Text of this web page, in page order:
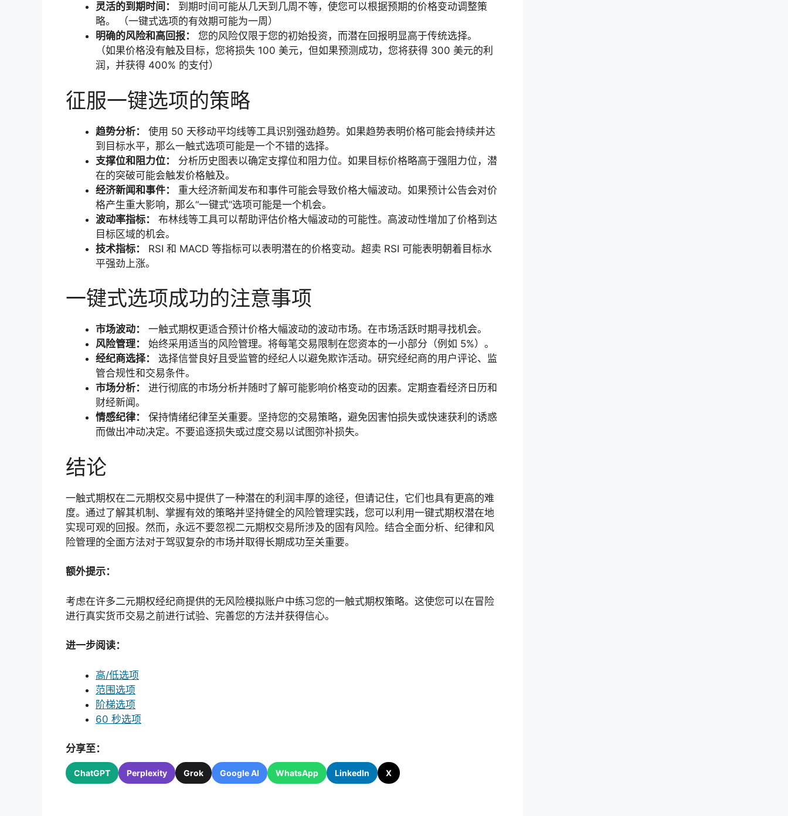
灵活的到期时间：
到期时间可能从几天到几周不等，使您可以根据预期的价格变动调整策
略。 （一键式选项的有效期可能为一周）
明确的风险和高回报：
您的风险仅限于您的初始投资，而潜在回报明显高于传统选择。
（如果价格没有触及目标，您将损失 100 美元，但如果预测成功，您将获得 300 美元的利
润，并获得 400% 的支付）
征服一键选项的策略
趋势分析：
使用 50 天移动平均线等工具识别强劲趋势。如果趋势表明价格可能会持续并达
到目标水平，那么一触式选项可能是一个不错的选择。
支撑位和阻力位：
分析历史图表以确定支撑位和阻力位。如果目标价格略高于强阻力位，潜
在的突破可能会触发价格触及。
经济新闻和事件：
重大经济新闻发布和事件可能会导致价格大幅波动。如果预计公告会对价
格产生重大影响，那么“一键式”选项可能是一个机会。
波动率指标：
布林线等工具可以帮助评估价格大幅波动的可能性。高波动性增加了价格到达
目标区域的机会。
技术指标：
RSI 和 MACD 等指标可以表明潜在的价格变动。超卖 RSI 可能表明朝着目标水
平强劲上涨。
一键式选项成功的注意事项
市场波动：
一触式期权更适合预计价格大幅波动的波动市场。在市场活跃时期寻找机会。
风险管理：
始终采用适当的风险管理。将每笔交易限制在您资本的一小部分（例如 5%）。
经纪商选择：
选择信誉良好且受监管的经纪人以避免欺诈活动。研究经纪商的用户评论、监
管合规性和交易条件。
市场分析：
进行彻底的市场分析并随时了解可能影响价格变动的因素。定期查看经济日历和
财经新闻。
情感纪律：
保持情绪纪律至关重要。坚持您的交易策略，避免因害怕损失或快速获利的诱惑
而做出冲动决定。不要追逐损失或过度交易以试图弥补损失。
结论
一触式期权在二元期权交易中提供了一种潜在的利润丰厚的途径，但请记住，它们也具有更高的难
度。通过了解其机制、掌握有效的策略并坚持健全的风险管理实践，您可以利用一键式期权潜在地
实现可观的回报。然而，永远不要忽视二元期权交易所涉及的固有风险。结合全面分析、纪律和风
险管理的全面方法对于驾驭复杂的市场并取得长期成功至关重要。
额外提示：
考虑在许多二元期权经纪商提供的无风险模拟账户中练习您的一触式期权策略。这使您可以在冒险
进行真实货币交易之前进行试验、完善您的方法并获得信心。
进一步阅读：
高/低选项
范围选项
阶梯选项
60 秒选项
分享至：
ChatGPT Perplexity Grok Google AI WhatsApp LinkedIn X